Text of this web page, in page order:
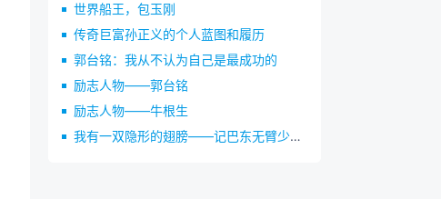
世界船王，包玉刚
传奇巨富孙正义的个人蓝图和履历
郭台铭：我从不认为自己是最成功的
励志人物——郭台铭
励志人物——牛根生
我有一双隐形的翅膀——记巴东无臂少年杨彬的成长之路